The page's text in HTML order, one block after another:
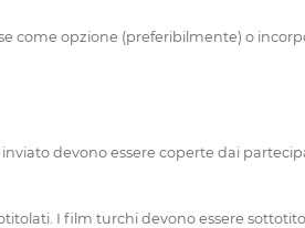
come opzione (preferibilmente) o
devono essere coperte dai
I film turchi devono essere